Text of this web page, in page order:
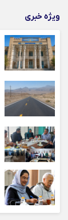
ویژه خبری